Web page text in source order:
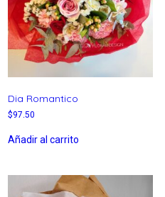
Dia Romantico
$97.50
Añadir al carrito